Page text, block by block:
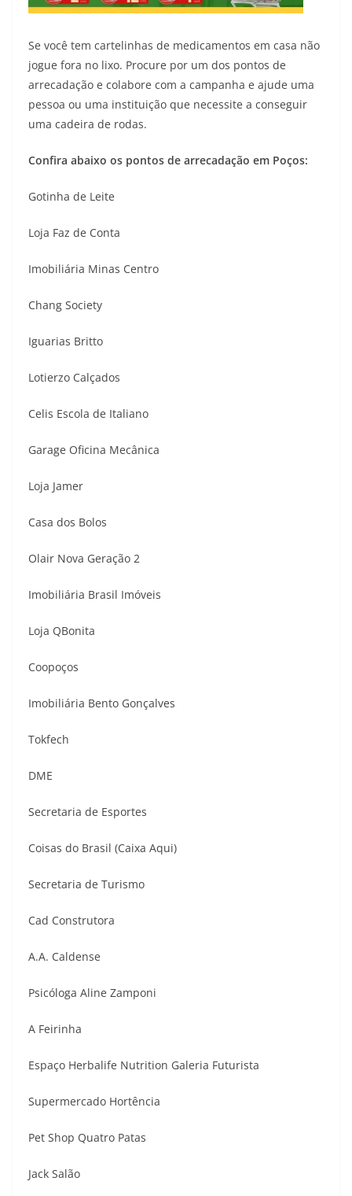
Se você tem cartelinhas de medicamentos em casa não
jogue fora no lixo. Procure por um dos pontos de
arrecadação e colabore com a campanha e ajude uma
pessoa ou uma instituição que necessite a conseguir
uma cadeira de rodas.
Confira abaixo os pontos de arrecadação em Poços:
Gotinha de Leite
Loja Faz de Conta
Imobiliária Minas Centro
Chang Society
Iguarias Britto
Lotierzo Calçados
Celis Escola de Italiano
Garage Oficina Mecânica
Loja Jamer
Casa dos Bolos
Olair Nova Geração 2
Imobiliária Brasil Imóveis
Loja QBonita
Coopoços
Imobiliária Bento Gonçalves
Tokfech
DME
Secretaria de Esportes
Coisas do Brasil (Caixa Aqui)
Secretaria de Turismo
Cad Construtora
A.A. Caldense
Psicóloga Aline Zamponi
A Feirinha
Espaço Herbalife Nutrition Galeria Futurista
Supermercado Hortência
Pet Shop Quatro Patas
Jack Salão